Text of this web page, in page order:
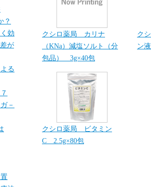
クシロ薬局 カリナ
（KNa）減塩ソルト（分
包品） 3g×40包
ク
ン
クシロ薬局 ビタミン
C 2.5g×80包